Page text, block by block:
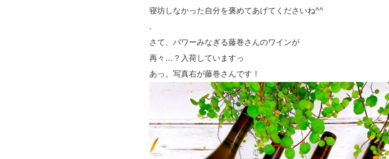
寝坊しなかった自分を褒めてあげてくださいね^^
.
さて、パワーみなぎる藤巻さんのワインが
再々…？入荷していますっ
あっ。写真右が藤巻さんです！